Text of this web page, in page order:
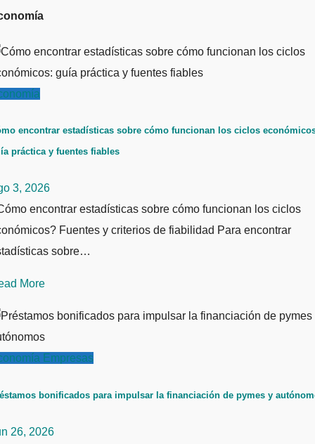
encontrar estadísticas sobre cómo funcionan los ciclos
práctica y fuentes fiables
3, 2026
encontrar estadísticas sobre cómo funcionan los ciclos
Fuentes y criterios de fiabilidad Para encontrar
sobre…
More
Empresas
bonificados para impulsar la financiación de pymes y
26, 2026